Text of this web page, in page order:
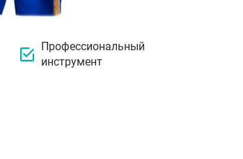
Профессиональный
инструмент